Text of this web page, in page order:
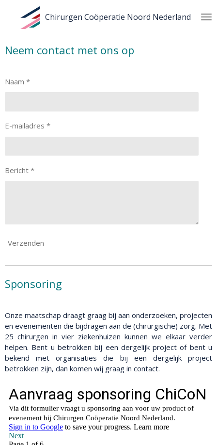
direct
hoofdinhoud
Chirurgen Coöperatie Noord Nederland
Neem contact met ons op
Naam *
E-mailadres *
Bericht *
Verzenden
Sponsoring
Onze maatschap draagt graag bij aan onderzoeken, projecten
en evenementen die bijdragen aan de (chirurgische) zorg. Met
25 chirurgen in vier ziekenhuizen kunnen we elkaar verder
helpen. Bent u betrokken bij een dergelijk project of bent u
bekend met organisaties die bij een dergelijk project
betrokken zijn, dan komen wij graag in contact.